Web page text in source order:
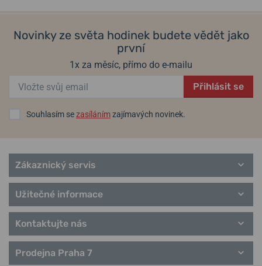
Novinky ze světa hodinek budete vědět jako
první
1x za měsíc, přímo do e-mailu
Přihlásit se
Souhlasím sezasílánímzajímavých novinek.
Zákaznický servis
Užitečné informace
Kontaktujte nás
Prodejna Praha 7